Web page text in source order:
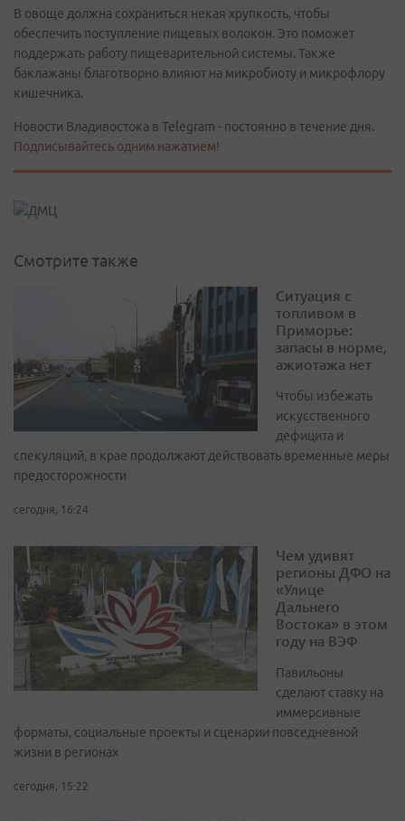
В овоще должна сохраниться некая хрупкость, чтобы
обеспечить поступление пищевых волокон. Это поможет
поддержать работу пищеварительной системы. Также
баклажаны благотворно влияют на микробиоту и микрофлору
кишечника.
Новости Владивостока в Telegram - постоянно в течение дня.
Подписывайтесь одним нажатием!
Смотрите также
Ситуация с
топливом в
Приморье:
запасы в норме,
ажиотажа нет
Чтобы избежать
искусственного
дефицита и
спекуляций, в крае продолжают действовать временные меры
предосторожности
сегодня, 16:24
Чем удивят
регионы ДФО на
«Улице
Дальнего
Востока» в этом
году на ВЭФ
Павильоны
сделают ставку на
иммерсивные
форматы, социальные проекты и сценарии повседневной
жизни в регионах
сегодня, 15:22